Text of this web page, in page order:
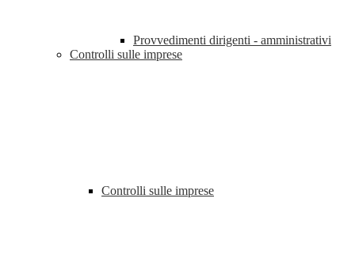
Provvedimenti dirigenti - amministrativi
Controlli sulle imprese
Controlli sulle imprese